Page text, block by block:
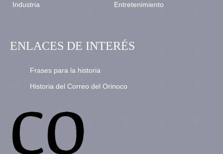
Industria Entretenimiento
ENLACES DE INTERÉS
Frases para la historia
Historia del Correo del Orinoco